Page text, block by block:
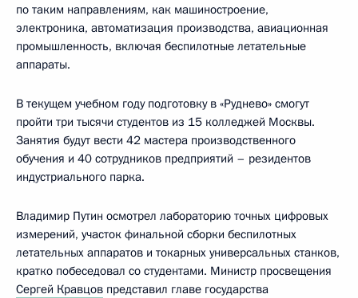
по таким направлениям, как машиностроение,
электроника, автоматизация производства, авиационная
промышленность, включая беспилотные летательные
аппараты.
В текущем учебном году подготовку в «Руднево» смогут
пройти три тысячи студентов из 15 колледжей Москвы.
Занятия будут вести 42 мастера производственного
обучения и 40 сотрудников предприятий – резидентов
индустриального парка.
Владимир Путин осмотрел лабораторию точных цифровых
измерений, участок финальной сборки беспилотных
летательных аппаратов и токарных универсальных станков,
кратко побеседовал со студентами. Министр просвещения
Сергей Кравцов представил главе государства